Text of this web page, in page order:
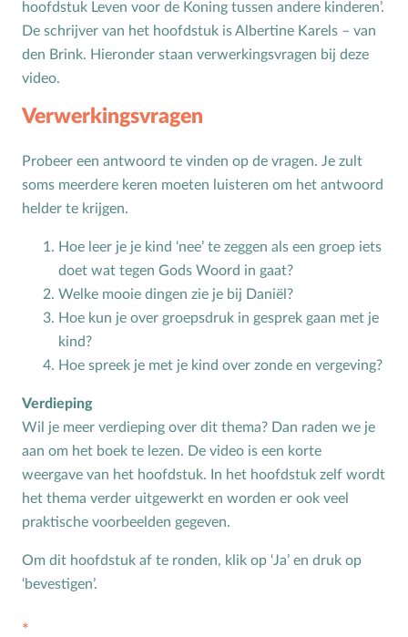
Toerusting op locatie
Online cursussen
Opvoedkringen
Boekentips voor ouders en opvoedkringen
Alle onderwerpen
Andersbegaafd
Baby
Biddag
Bijbelse kernbegrippen
Bijbelstudie
Bijbelteksten memoriseren
Bijbelverhalen
C
Christen zijn
Dankdag
hoofdstuk Leven voor de Koning tussen andere kinderen’.
De schrijver van het hoofdstuk is Albertine Karels – van
den Brink. Hieronder staan verwerkingsvragen bij deze
video.
Verwerkingsvragen
Probeer een antwoord te vinden op de vragen. Je zult
soms meerdere keren moeten luisteren om het antwoord
helder te krijgen.
Hoe leer je je kind ‘nee’ te zeggen als een groep iets
doet wat tegen Gods Woord in gaat?
Welke mooie dingen zie je bij Daniël?
Hoe kun je over groepsdruk in gesprek gaan met je
kind?
Hoe spreek je met je kind over zonde en vergeving?
Verdieping
Wil je meer verdieping over dit thema? Dan raden we je
aan om het boek te lezen. De video is een korte
weergave van het hoofdstuk. In het hoofdstuk zelf wordt
het thema verder uitgewerkt en worden er ook veel
praktische voorbeelden gegeven.
Om dit hoofdstuk af te ronden, klik op ‘Ja’ en druk op
‘bevestigen’.